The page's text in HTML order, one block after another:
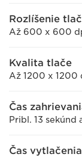
Rozlíšenie
Až 600 x 600
Kvalita tlače
Až 1200 x 1200
Čas
Pribl. 13
Čas